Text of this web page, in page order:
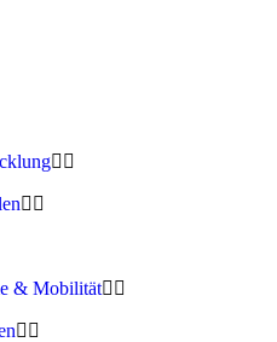
& Mobilität